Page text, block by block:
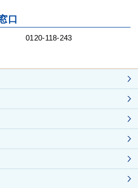
口
0120-118-243